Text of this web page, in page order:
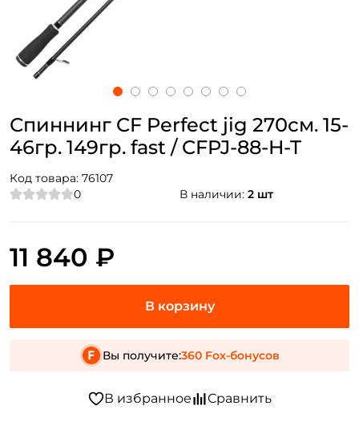
Спиннинг CF Perfect jig 270см. 15-
46гр. 149гр. fast / CFPJ-88-H-T
Код товара: 76107
0
В наличии: 2 шт
11 840 ₽
Вы получите:360 Fox-бонусов